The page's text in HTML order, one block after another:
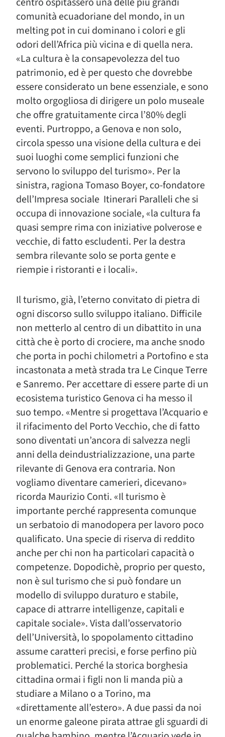
comunità ecuadoriane del mondo, in un
melting pot in cui dominano i colori e gli
odori dell’Africa più vicina e di quella nera.
«La cultura è la consapevolezza del tuo
patrimonio, ed è per questo che dovrebbe
essere considerato un bene essenziale, e sono
molto orgogliosa di dirigere un polo museale
che offre gratuitamente circa l’80% degli
eventi. Purtroppo, a Genova e non solo,
circola spesso una visione della cultura e dei
suoi luoghi come semplici funzioni che
servono lo sviluppo del turismo». Per la
sinistra, ragiona Tomaso Boyer, co-fondatore
dell’Impresa sociale Itinerari Paralleli che si
occupa di innovazione sociale, «la cultura fa
quasi sempre rima con iniziative polverose e
vecchie, di fatto escludenti. Per la destra
sembra rilevante solo se porta gente e
riempie i ristoranti e i locali».
Il turismo, già, l’eterno convitato di pietra di
ogni discorso sullo sviluppo italiano. Difficile
non metterlo al centro di un dibattito in una
città che è porto di crociere, ma anche snodo
che porta in pochi chilometri a Portofino e sta
incastonata a metà strada tra Le Cinque Terre
e Sanremo. Per accettare di essere parte di un
ecosistema turistico Genova ci ha messo il
suo tempo. «Mentre si progettava l’Acquario e
il rifacimento del Porto Vecchio, che di fatto
sono diventati un’ancora di salvezza negli
anni della deindustrializzazione, una parte
rilevante di Genova era contraria. Non
vogliamo diventare camerieri, dicevano»
ricorda Maurizio Conti. «Il turismo è
importante perché rappresenta comunque
un serbatoio di manodopera per lavoro poco
qualificato. Una specie di riserva di reddito
anche per chi non ha particolari capacità o
competenze. Dopodichè, proprio per questo,
non è sul turismo che si può fondare un
modello di sviluppo duraturo e stabile,
capace di attrarre intelligenze, capitali e
capitale sociale». Vista dall’osservatorio
dell’Università, lo spopolamento cittadino
assume caratteri precisi, e forse perfino più
problematici. Perché la storica borghesia
cittadina ormai i figli non li manda più a
studiare a Milano o a Torino, ma
«direttamente all’estero». A due passi da noi
un enorme galeone pirata attrae gli sguardi di